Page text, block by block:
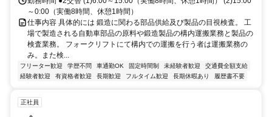
～0:00（実働8時間、休憩1時間）
仕事内容 具体的には 鍛造に関わる部品供給及び製品の目視検査。 工
場で製造される自動車部品の原料や鍛造製品の構内運搬業務と製品の
検査業務。 フォークリフトにて構内での運搬を行う者は運搬業務の
み。また検...
フリーター歓迎 学歴不問 車通勤OK 固定時間制 未経験者歓迎
交通費全額支給
経験者歓迎
有資格者歓迎 長期歓迎 フルタイム歓迎 長期休暇あり 履歴書不要
正社員